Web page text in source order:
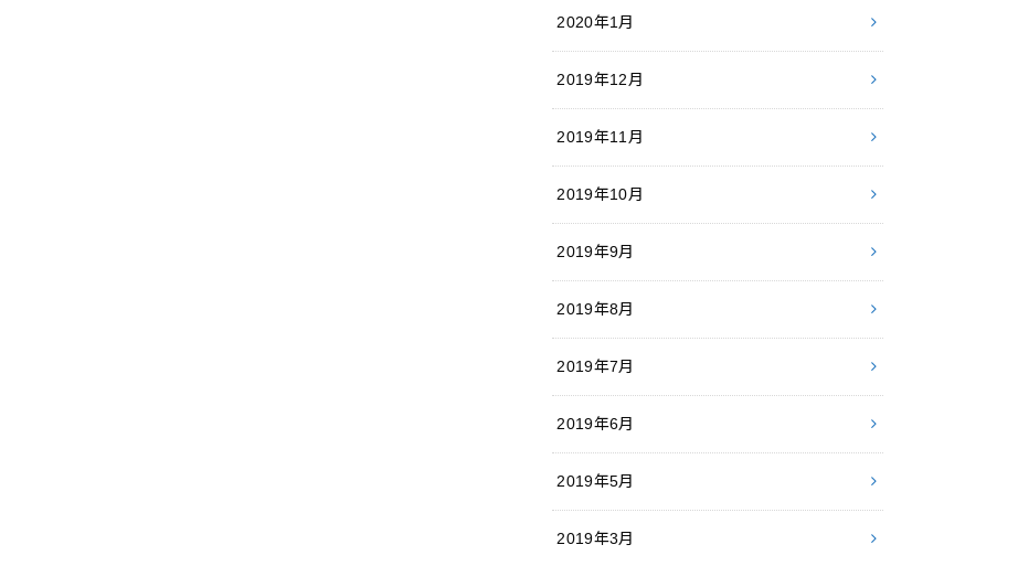
2020年1月
2019年12月
2019年11月
2019年10月
2019年9月
2019年8月
2019年7月
2019年6月
2019年5月
2019年3月